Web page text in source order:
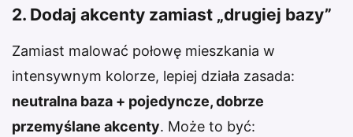
2. Dodaj akcenty zamiast „drugiej bazy”
Zamiast malować połowę mieszkania w
intensywnym kolorze, lepiej działa zasada:
neutralna baza + pojedyncze, dobrze
przemyślane akcenty. Może to być: